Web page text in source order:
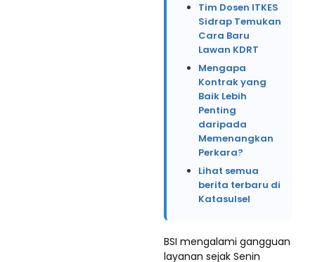
Tim Dosen ITKES
Sidrap Temukan
Cara Baru
Lawan KDRT
Mengapa
Kontrak yang
Baik Lebih
Penting
daripada
Memenangkan
Perkara?
Lihat semua
berita terbaru di
Katasulsel
BSI mengalami gangguan
layanan sejak Senin